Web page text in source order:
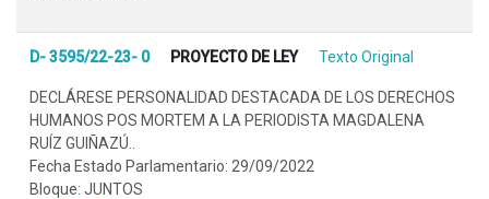
D- 3595/22-23- 0 PROYECTO DE LEY Texto Original
DECLÁRESE PERSONALIDAD DESTACADA DE LOS DERECHOS
HUMANOS POS MORTEM A LA PERIODISTA MAGDALENA
RUÍZ GUIÑAZÚ..
Fecha Estado Parlamentario: 29/09/2022
Bloque: JUNTOS